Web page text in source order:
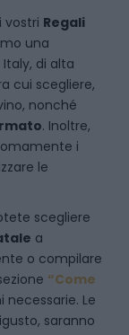
vostri Regali
una
di alta
cui scegliere,
nonché
. Inoltre,
i
le
scegliere
a
o compilare
“Come
Le
saranno